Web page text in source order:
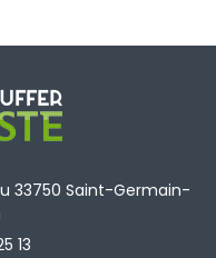
33750 Saint-Germain-
13